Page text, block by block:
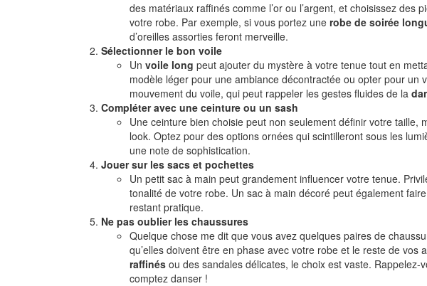
des matériaux raffinés comme l’or ou l’argent, et choisissez des
votre robe. Par exemple, si vous portez une robe de soirée
d’oreilles assorties feront merveille.
Sélectionner le bon voile
Un voile long peut ajouter du mystère à votre tenue tout en
modèle léger pour une ambiance décontractée ou opter pour un
mouvement du voile, qui peut rappeler les gestes fluides de la
Compléter avec une ceinture ou un sash
Une ceinture bien choisie peut non seulement définir votre taille,
look. Optez pour des options ornées qui scintilleront sous les
une note de sophistication.
Jouer sur les sacs et pochettes
Un petit sac à main peut grandement influencer votre tenue.
tonalité de votre robe. Un sac à main décoré peut également
restant pratique.
Ne pas oublier les chaussures
Quelque chose me dit que vous avez quelques paires de
qu’elles doivent être en phase avec votre robe et le reste de vos
raffinés ou des sandales délicates, le choix est vaste.
comptez danser !